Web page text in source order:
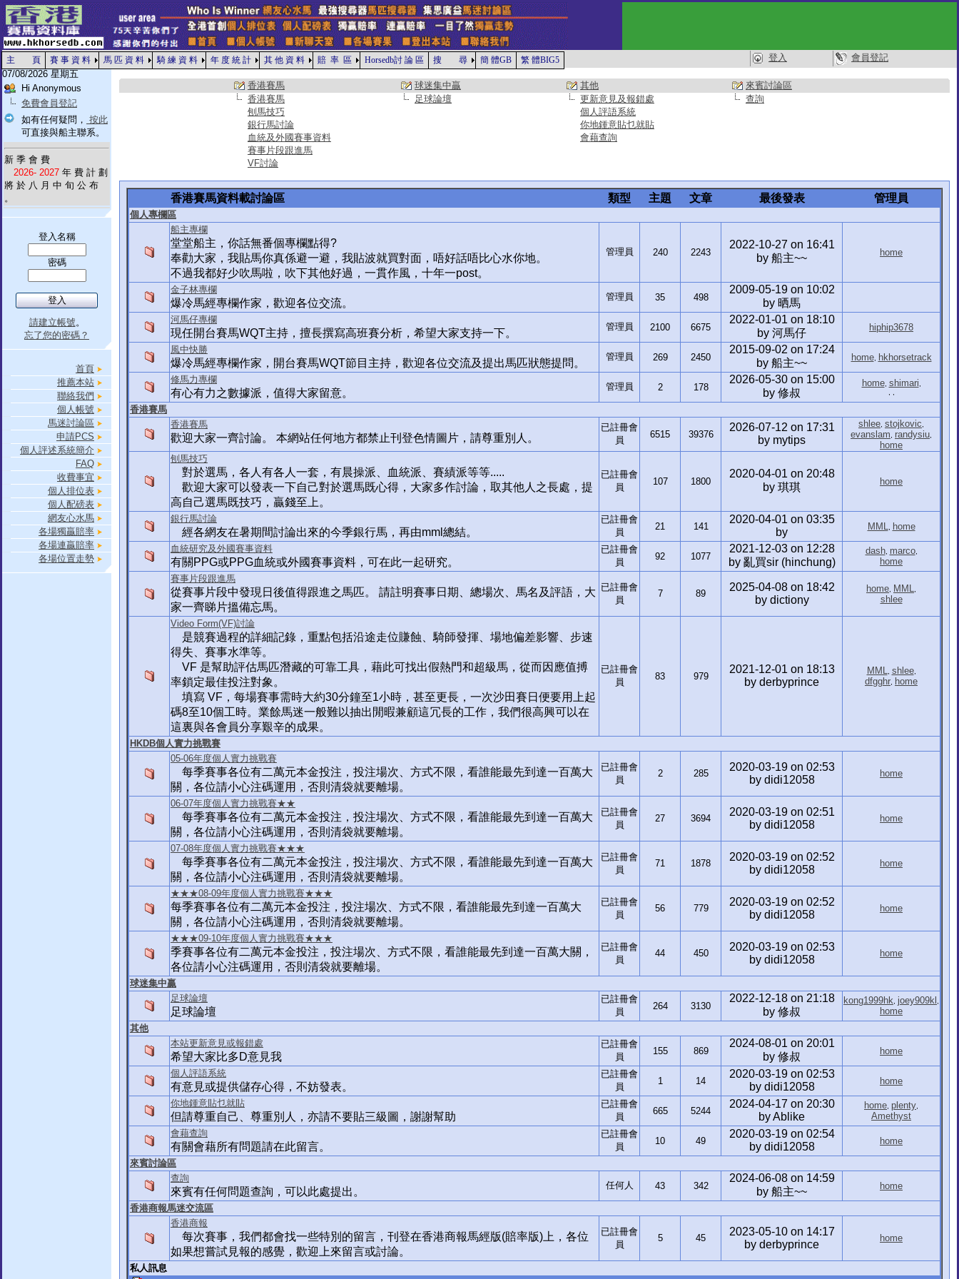
主 頁 賽 事 資 料 馬 匹 資 料 騎 練 資 料 年 度 統 計 其 他 資 料 賠 率 區 Horsedb討 論 區 搜 尋 簡 體GB 繁 體BIG5 登入
會員登記
07/08/2026 星期五
Hi Anonymous
免費會員登記
如有任何疑問， 按此
可直接與船主聯系。
新 季 會 費
2026- 2027 年 費 計 劃
將 於 八 月 中 旬 公 布
。
登入名稱
密碼
請建立帳號。
忘了您的密碼？
首頁
推薦本站
聯絡我們
個人帳號
馬迷討論區
申請PCS
個人評述系統簡介
FAQ
收費事宜
個人排位表
個人配磅表
網友心水馬
各場獨贏賠率
各場連贏賠率
各場位置走勢
香港賽馬 球迷集中贏 其他
來賓討論區
香港賽馬
足球論壇 更新意見及報錯處
查詢
刨馬技巧
個人評語系統
銀行馬討論
你地鍾意貼乜就貼
血統及外國賽事資料
會藉查詢
賽事片段跟進馬
VF討論
香港賽馬資料載討論區 類型 主題 文章 最後發表 管理員
個人專欄區
船主專欄
堂堂船主，你話無番個專欄點得?
奉勸大家，我貼馬你真係避一避，我貼波就買對面，唔好話唔比心水你地。
不過我都好少吹馬啦，吹下其他好過，一貫作風，十年一post。
管理員 240 2243
2022-10-27 on 16:41
by 船主~~
home
金子林專欄
爆冷馬經專欄作家，歡迎各位交流。
管理員 35 498
2009-05-19 on 10:02
by 晒馬
河馬仔專欄
現任開台賽馬WQT主持，擅長撰寫高班賽分析，希望大家支持一下。
管理員 2100 6675
2022-01-01 on 18:10
by 河馬仔
hiphip3678
風中快勝
爆冷馬經專欄作家，開台賽馬WQT節目主持，歡迎各位交流及提出馬匹狀態提問。
管理員 269 2450
2015-09-02 on 17:24
by 船主~~
home, hkhorsetrack
修馬力專欄
有心有力之數據派，值得大家留意。
管理員 2 178
2026-05-30 on 15:00
by 修叔
home, shimari
香港賽馬
香港賽馬
歡迎大家一齊討論。 本網站任何地方都禁止刊登色情圖片，請尊重別人。
已註冊會
員
6515 39376
2026-07-12 on 17:31
by mytips
shlee stojkovic
evanslam randysiu
home
刨馬技巧
對於選馬，各人有各人一套，有晨操派、血統派、賽績派等等.....
歡迎大家可以發表一下自己對於選馬既心得，大家多作討論，取其他人之長處，提
高自己選馬既技巧，贏錢至上。
已註冊會
員
107 1800
2020-04-01 on 20:48
by 琪琪
home
銀行馬討論
經各網友在暑期間討論出來的今季銀行馬，再由mml總結。
已註冊會
員
21 141
2020-04-01 on 03:35
by
MML home
血統研究及外國賽事資料
有關PPG或PPG血統或外國賽事資料，可在此一起研究。
已註冊會
員
92 1077
2021-12-03 on 12:28
by 亂買sir (hinchung)
dash, marco,
home
賽事片段跟進馬
從賽事片段中發現日後值得跟進之馬匹。 請註明賽事日期、總場次、馬名及評語，大
家一齊睇片搵備忘馬。
已註冊會
員
7 89
2025-04-08 on 18:42
by dictiony
home MML
shlee
Video Form(VF)討論
是競賽過程的詳細記錄，重點包括沿途走位賺蝕、騎師發揮、場地偏差影響、步速
得失、賽事水準等。
VF 是幫助評估馬匹潛藏的可靠工具，藉此可找出假熱門和超級馬，從而因應值搏
率鎖定最佳投注對象。
填寫 VF，每場賽事需時大約30分鐘至1小時，甚至更長，一次沙田賽日便要用上起
碼8至10個工時。業餘馬迷一般難以抽出閒暇兼顧這冗長的工作，我們很高興可以在
這裏與各會員分享艱辛的成果。
已註冊會
員
83 979
2021-12-01 on 18:13
by derbyprince
MML shlee,
dfgghr home
HKDB個人實力挑戰賽
05-06年度個人實力挑戰賽
每季賽事各位有二萬元本金投注，投注場次、方式不限，看誰能最先到達一百萬大
關，各位請小心注碼運用，否則清袋就要離場。
已註冊會
員
2 285
2020-03-19 on 02:53
by didi12058
home
06-07年度個人實力挑戰賽★★
每季賽事各位有二萬元本金投注，投注場次、方式不限，看誰能最先到達一百萬大
關，各位請小心注碼運用，否則清袋就要離場。
已註冊會
員
27 3694
2020-03-19 on 02:51
by didi12058
home
07-08年度個人實力挑戰賽★★★
每季賽事各位有二萬元本金投注，投注場次、方式不限，看誰能最先到達一百萬大
關，各位請小心注碼運用，否則清袋就要離場。
已註冊會
員
71 1878
2020-03-19 on 02:52
by didi12058
home
★★★08-09年度個人實力挑戰賽★★★
每季賽事各位有二萬元本金投注，投注場次、方式不限，看誰能最先到達一百萬大
關，各位請小心注碼運用，否則清袋就要離場。
已註冊會
員
56 779
2020-03-19 on 02:52
by didi12058
home
★★★09-10年度個人實力挑戰賽★★★
季賽事各位有二萬元本金投注，投注場次、方式不限，看誰能最先到達一百萬大關，
各位請小心注碼運用，否則清袋就要離場。
已註冊會
員
44 450
2020-03-19 on 02:53
by didi12058
home
球迷集中贏
足球論壇
足球論壇
已註冊會
員
264 3130
2022-12-18 on 21:18
by 修叔
kong1999hk joey909kl
home
其他
本站更新意見或報錯處
希望大家比多D意見我
已註冊會
員
155 869
2024-08-01 on 20:01
by 修叔
home
個人評語系統
有意見或提供儲存心得，不妨發表。
已註冊會
員
1 14
2020-03-19 on 02:53
by didi12058
home
你地鍾意貼乜就貼
但請尊重自己、尊重別人，亦請不要貼三級圖，謝謝幫助
已註冊會
員
665 5244
2024-04-17 on 20:30
by Ablike
home plenty
Amethyst
會藉查詢
有關會藉所有問題請在此留言。
已註冊會
員
10 49
2020-03-19 on 02:54
by didi12058
home
來賓討論區
查詢
來賓有任何問題查詢，可以此處提出。
任何人 43 342
2024-06-08 on 14:59
by 船主~~
home
香港商報馬迷交流區
香港商報
每次賽事，我們都會找一些特別的留言，刊登在香港商報馬經版(賠率版)上，各位
如果想嘗試見報的感覺，歡迎上來留言或討論。
已註冊會
員
5 45
2023-05-10 on 14:17
by derbyprince
home
私人訊息